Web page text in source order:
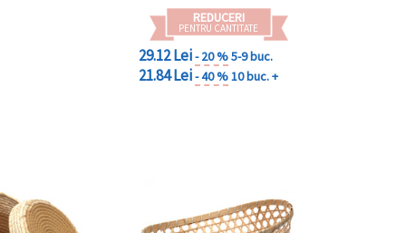
REDUCERI
PENTRU CANTITATE
29.12 Lei- 20 %5-9 buc.
21.84 Lei- 40 %10 buc. +